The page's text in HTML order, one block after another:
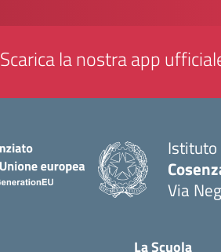
Scarica la nostra app
Istituto
Via
La Scuola